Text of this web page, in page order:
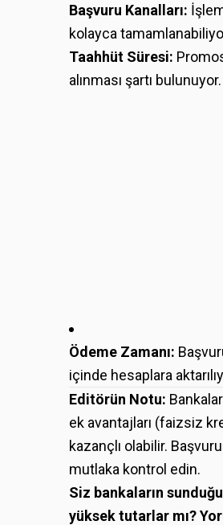
Başvuru Kanalları:
kolayca
Taahhüt Süresi:
alınması şartı bulunuyor.
Ödeme Zamanı:
içinde hesaplara
Editörün Notu:
ek avantajları (faizsiz
kazançlı olabilir.
mutlaka kontrol edin.
Siz bankaların
yüksek tutarlar mı?